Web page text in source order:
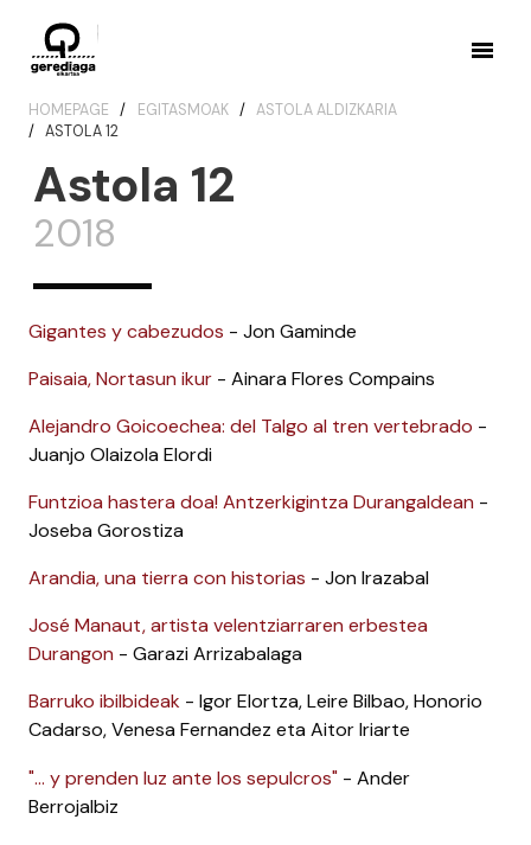
HOMEPAGE EGITASMOAK
ASTOLA ALDIZKARIA
ASTOLA 12
Astola 12
2018
Gigantes y cabezudos - Jon Gaminde
Paisaia, Nortasun ikur - Ainara Flores Compains
Alejandro Goicoechea: del Talgo al tren vertebrado -
Juanjo Olaizola Elordi
Funtzioa hastera doa! Antzerkigintza Durangaldean -
Joseba Gorostiza
Arandia, una tierra con historias - Jon Irazabal
José Manaut, artista velentziarraren erbestea
Durangon - Garazi Arrizabalaga
Barruko ibilbideak - Igor Elortza, Leire Bilbao, Honorio
Cadarso, Venesa Fernandez eta Aitor Iriarte
"... y prenden luz ante los sepulcros" - Ander
Berrojalbiz